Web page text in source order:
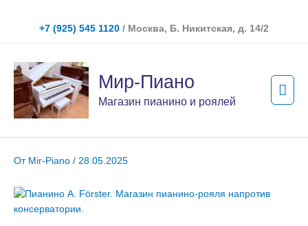
содержимому
+7 (925) 545 1120 / Москва, Б. Никитская, д. 14/2
Мир-Пиано
Магазин пианино и роялей
От Mir-Piano / 28.05.2025